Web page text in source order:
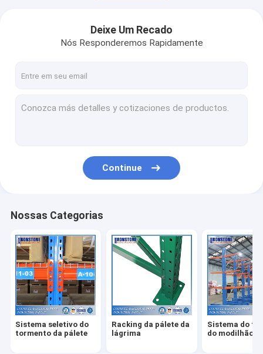
Escolhendo arquivar
Plataforma do mezanino
Empurre o sistema para trás do tormento
Módulos da picareta do armazém
Fio Mesh Products
Produtos da segurança da cremalheira
Radares de fiscalização aérea que submetem o sistema
Deixe Um Recado
Nós Responderemos Rapidamente
Continue
Nossas Categorias
Sistema seletivo do
tormento da pálete
Racking da pálete da
lágrima
Sistema do
do modilhão